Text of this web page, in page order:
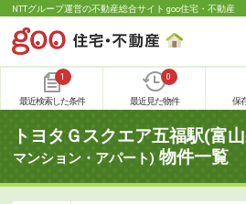
NTTグループ運営の不動産総合サイト goo住宅・不動産
1
最近検索した条件
0
最近見た物件 保
トヨタＧスクエア五福駅(富
マンション・アパート) 物件一覧